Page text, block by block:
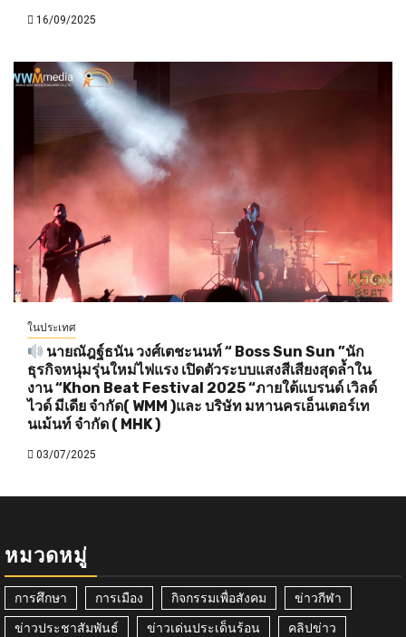
16/09/2025
ในประเทศ
นายณัฎฐ์ธนัน วงศ์เตชะนนท์ “ Boss Sun Sun ”นัก
ธุรกิจหนุ่มรุ่นใหม่ไฟแรง เปิดตัวระบบแสงสีเสียงสุดล้ำใน
งาน “Khon Beat Festival 2025 “ภายใต้แบรนด์ เวิลด์
ไวด์ มีเดีย จำกัด( WMM )และ บริษัท มหานครเอ็นเตอร์เท
นเม้นท์ จำกัด ( MHK )
03/07/2025
หมวดหมู่
การศึกษา การเมือง กิจกรรมเพื่อสังคม ข่าวกีฬา
ข่าวประชาสัมพันธ์ ข่าวเด่นประเด็นร้อน คลิปข่าว